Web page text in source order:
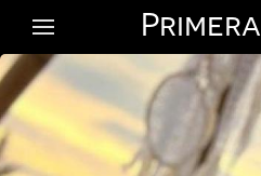
Primera